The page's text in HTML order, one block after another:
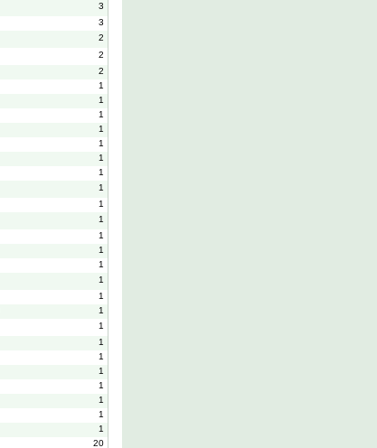
3
3
2
2
2
1
1
1
1
1
1
1
1
1
1
1
1
1
1
1
1
1
1
1
1
1
1
1
1
20